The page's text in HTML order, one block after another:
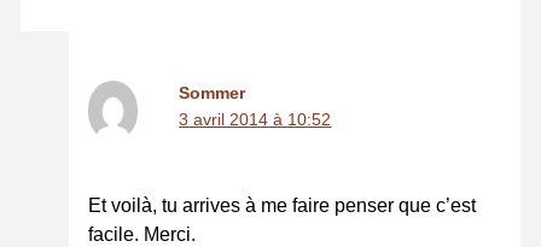
Sommer
3 avril 2014 à 10:52
Et voilà, tu arrives à me faire penser que c’est
facile. Merci.